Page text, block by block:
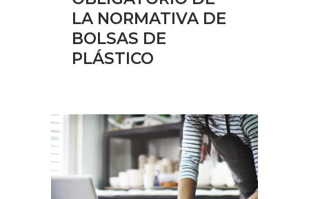
LA NORMATIVA DE
BOLSAS DE
PLÁSTICO